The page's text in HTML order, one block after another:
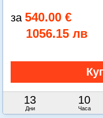
540.00 €
1056.15 лв
13
Дни
10
Часа